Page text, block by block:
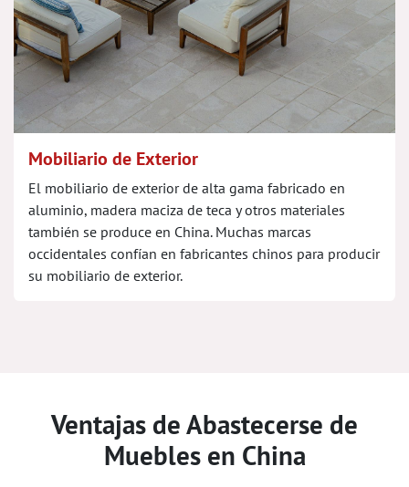
Mobiliario de Exterior
El mobiliario de exterior de alta gama fabricado en
aluminio, madera maciza de teca y otros materiales
también se produce en China. Muchas marcas
occidentales confían en fabricantes chinos para producir
su mobiliario de exterior.
Ventajas de Abastecerse de
Muebles en China